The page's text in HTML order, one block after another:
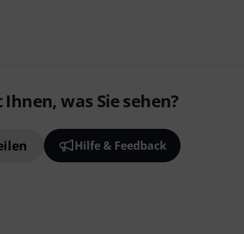
was Sie sehen?
Hilfe & Feedback